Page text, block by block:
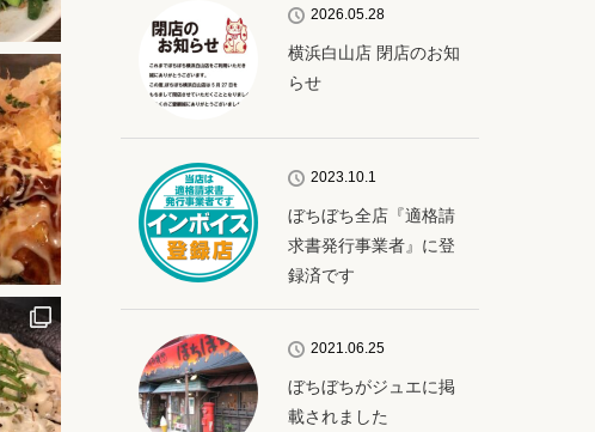
2026.05.28
横浜白山店 閉店のお知
らせ
2023.10.1
ぼちぼち全店『適格請
求書発行事業者』に登
録済です
2021.06.25
ぼちぼちがジュエに掲
載されました